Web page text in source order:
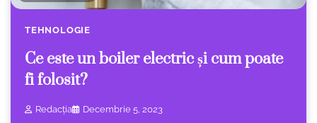
TEHNOLOGIE
Ce este un boiler electric și cum poate
fi folosit?
Redacția
Decembrie 5, 2023